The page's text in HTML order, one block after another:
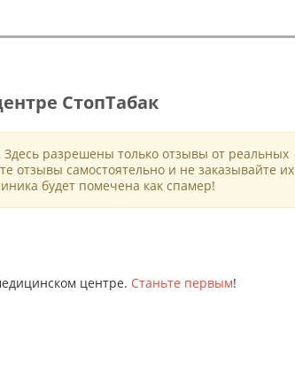
СтопТабак
разрешены только отзывы от реальных
отзывы самостоятельно и не заказывайте их
будет помечена как спамер!
центре. Станьте первым!